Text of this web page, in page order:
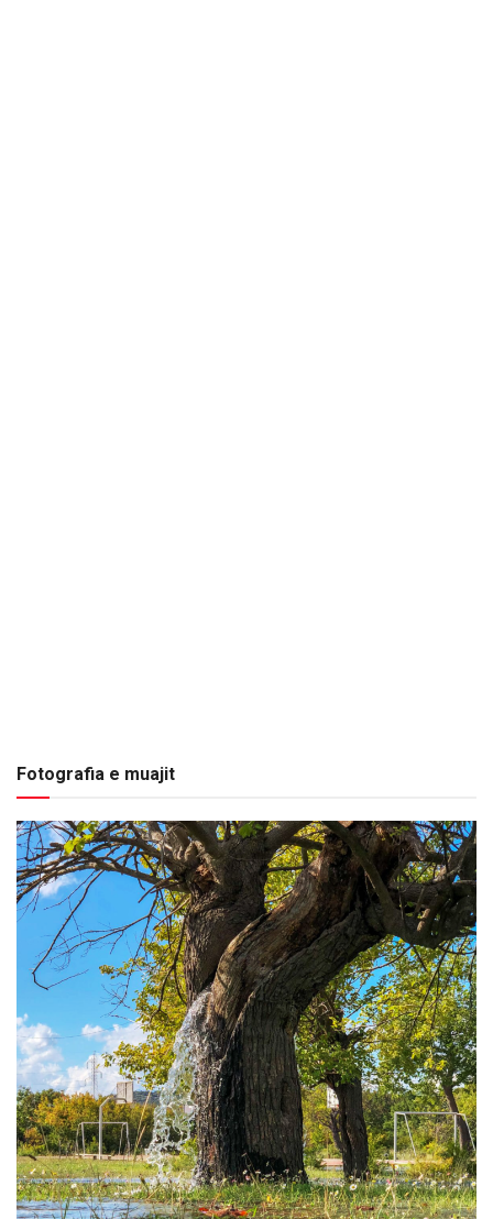
Fotografia e muajit